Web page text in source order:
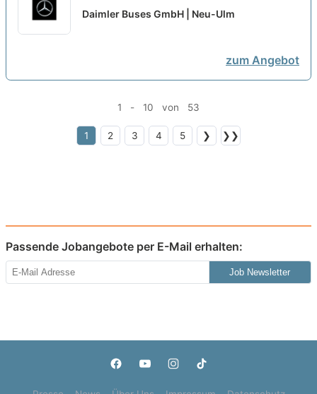
Kraftfahrzeugmechatroniker
Daimler Buses GmbH | Neu-Ulm
zum Angebot
1 - 10 von 53
1 2 3 4 5 ❯ ❯❯
Passende Jobangebote per E-Mail erhalten:
Job Newsletter